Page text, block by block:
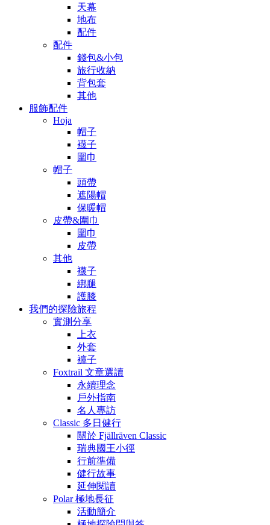
天幕
地布
配件
配件
錢包&小包
旅行收納
背包套
其他
服飾配件
Hoja
帽子
襪子
圍巾
帽子
頭帶
遮陽帽
保暖帽
皮帶&圍巾
圍巾
皮帶
其他
襪子
綁腿
護膝
我們的探險旅程
實測分享
上衣
外套
褲子
Foxtrail 文章選讀
永續理念
戶外指南
名人專訪
Classic 多日健行
關於 Fjällräven Classic
瑞典國王小徑
行前準備
健行故事
延伸閱讀
Polar 極地長征
活動簡介